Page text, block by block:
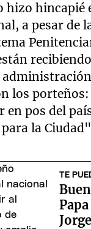
hizo
a pesar de
los
en pos del
la
TE